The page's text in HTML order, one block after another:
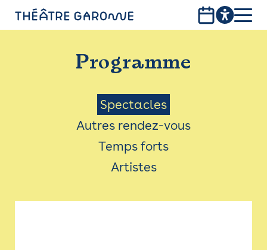
PROGRAMME
INFOS PRATIQUES
AVEC LES PUBLICS
ACCESSIBILITÉ
LES PRODUCTIONS
Programme
Menu
Saison
Spectacles
Autres rendez-vous
Temps forts
Artistes